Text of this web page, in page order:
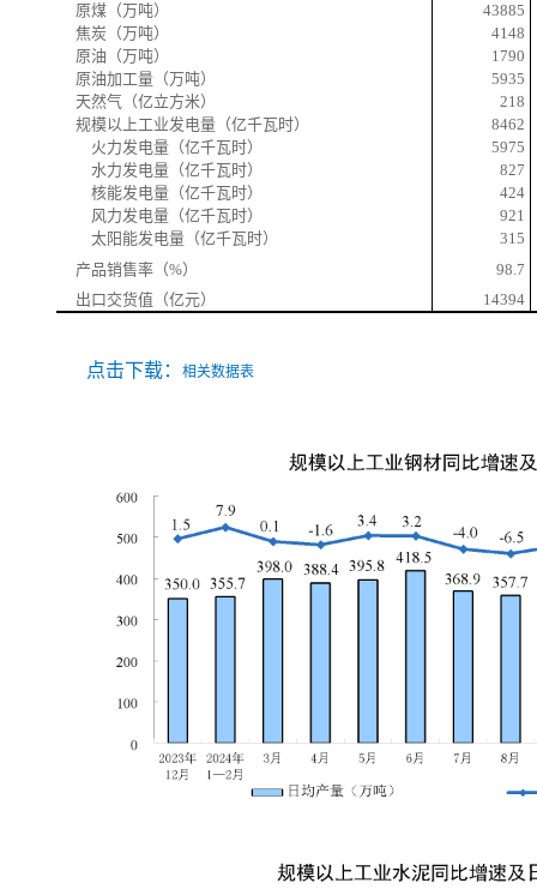
原煤（万吨）
43885
焦炭（万吨）
4148
原油（万吨）
1790
原油加工量（万吨）
5935
天然气（亿立方米）
218
规模以上工业发电量（亿千瓦时）
8462
火力发电量（亿千瓦时）
5975
水力发电量（亿千瓦时）
827
核能发电量（亿千瓦时）
424
风力发电量（亿千瓦时）
921
太阳能发电量（亿千瓦时）
315
产品销售率（%）
98.7
出口交货值（亿元）
14394
点击下载： 相关数据表